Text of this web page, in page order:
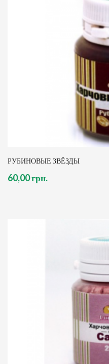
РУБИНОВЫЕ ЗВЁЗДЫ
60,00 грн.